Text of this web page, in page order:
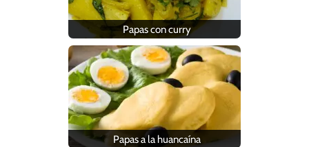
Papas con curry
Papas a la huancaína